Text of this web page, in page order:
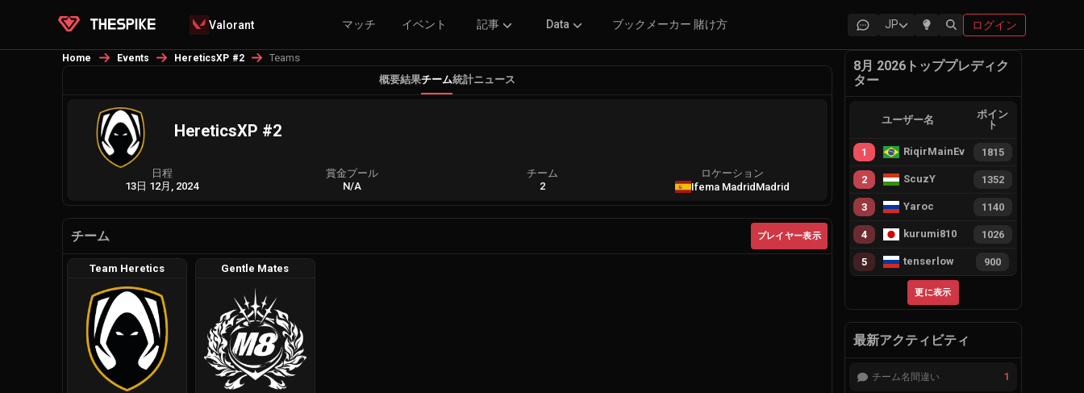
Valorant マッチ イベント 記事 Data ブックメーカー 賭け方 JP ログイン
Home Events HereticsXP #2
Teams
概要結果チーム統計ニュース
HereticsXP #2
日程
13日 12月, 2024
賞金プール
N/A
チーム
2
ロケーション
Ifema Madrid Madrid
チーム プレイヤー表示
Team Heretics Gentle Mates
8月 2026トッププレディク
ター
ユーザー名
ポイン
ト
1 RiqirMainEvie 1815
2 ScuzY 1352
3 Yaroc 1140
4 kurumi810 1026
5 tenserlow 900
更に表示
最新アクティビティ
チーム名間違い 1